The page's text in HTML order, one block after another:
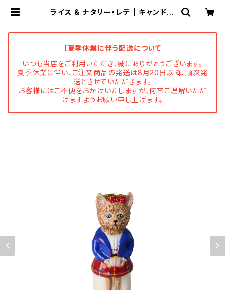
ライス & ナタリー・レテ | キャンドル
ん フルネノネコ
【夏季休業に伴う配送について
いつも当店をご利用いただき、誠にありがとうございます。
夏季休業に伴い、ご注文商品の発送は8月20日以降、順次発
送とさせていただきます。
お客様にはご不便をおかけいたしますが、何卒ご理解いただ
けますようお願い申し上げます。